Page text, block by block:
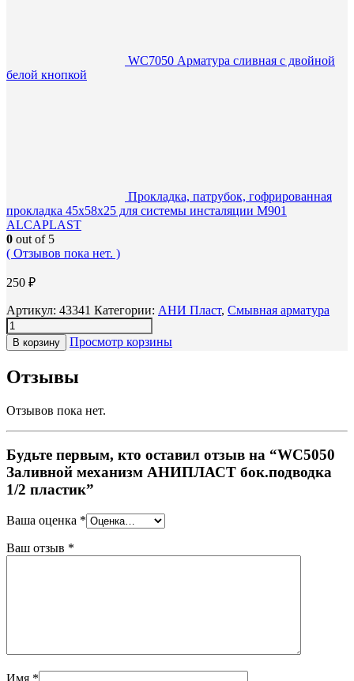
WC7050 Арматура сливная с двойной
белой кнопкой
Прокладка, патрубок, гофрированная
прокладка 45х58х25 для системы инсталяции M901
ALCAPLAST
0 out of 5
( Отзывов пока нет. )
250 ₽
Артикул: 43341 Категории: АНИ Пласт, Смывная арматура
В корзину Просмотр корзины
Отзывы
Отзывов пока нет.
Будьте первым, кто оставил отзыв на “WC5050
Заливной механизм АНИПЛАСТ бок.подводка
1/2 пластик”
Ваша оценка *
Ваш отзыв *
Имя *